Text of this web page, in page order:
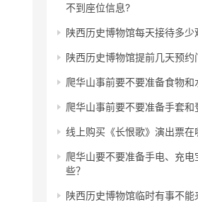
不到座位信息?
陕西历史博物馆每天接待多少
陕西历史博物馆提前几天预约
爬华山事前要不要准备食物和
爬华山事前要不要准备手套和
线上购买《长恨歌》演出票在
爬华山要不要准备手电、充电
些？
陕西历史博物馆临时有事不能